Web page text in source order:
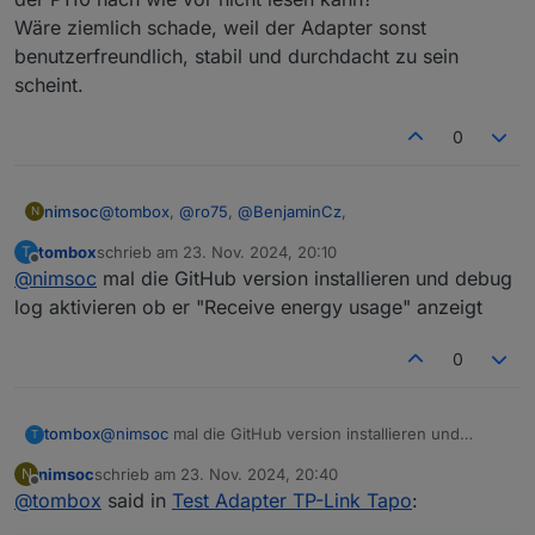
Wäre ziemlich schade, weil der Adapter sonst
benutzerfreundlich, stabil und durchdacht zu sein
scheint.
0
N nimsoc@tombox @ro75 @BenjaminCz
danke für die Tips und Anregungen.
Kann sein dass man im Adapter den Stromverbrauch
benutzerfreundlich, stabil und durchdacht zu sein
T
Offline
tomboxschrieb am 23. Nov. 2024, 20:10
zuletzt editiert von
@nimsoc mal die GitHub version installieren und debug
log aktivieren ob er "Receive energy usage" anzeigt
0
T tombox@nimsoc mal die GitHub version installieren und
anzeigt
N
Offline
nimsocschrieb am 23. Nov. 2024, 20:40
zuletzt editiert von
@tombox said in Test Adapter TP-Link Tapo: